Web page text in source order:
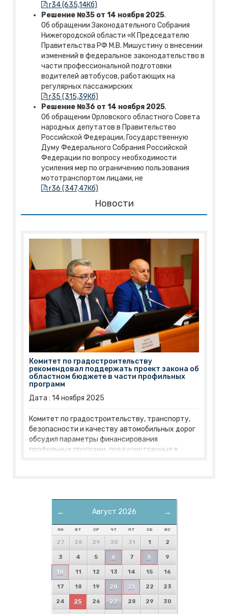
r34 (635,14Кб)
Решение №35 от 14 ноября 2025.
Об обращении Законодательного Собрания
Нижегородской области «К Председателю
Правительства РФ М.В. Мишустину о внесении
изменений в федеральное законодательство в
части профессиональной подготовки
водителей автобусов, работающих на
регулярных пассажирских
r35 (315,39Кб)
Решение №36 от 14 ноября 2025.
Об обращении Орловского областного Совета
народных депутатов в Правительство
Российской Федерации, Государственную
Думу Федерального Собрания Российской
Федерации по вопросу необходимости
усиления мер по ограничению пользования
мототранспортом лицами, не
r36 (347,47Кб)
Новости
Комитет по градостроительству
рекомендовал поддержать проект закона об
областном бюджете в части профильных
программ
Дата : 14ноября 2025
Комитет по градостроительству, транспорту,
безопасности и качеству автомобильных дорог
обсудил параметры финансирования
профильных программ, предусмотренные в
← →
Август 2026
ПН ВТ СР ЧТ ПТ СБ ВС
27 28 29 30 31 1 2
3 4 5 6 7 8 9
10 11 12 13 14 15 16
17 18 19 20 21 22 23
24 25 26 27 28 29 30